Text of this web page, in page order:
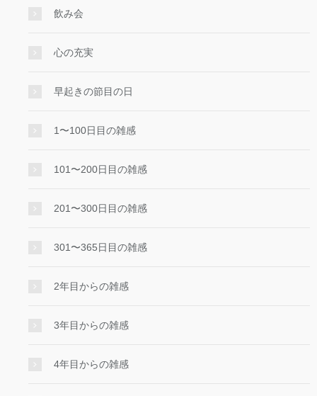
飲み会
心の充実
早起きの節目の日
1〜100日目の雑感
101〜200日目の雑感
201〜300日目の雑感
301〜365日目の雑感
2年目からの雑感
3年目からの雑感
4年目からの雑感